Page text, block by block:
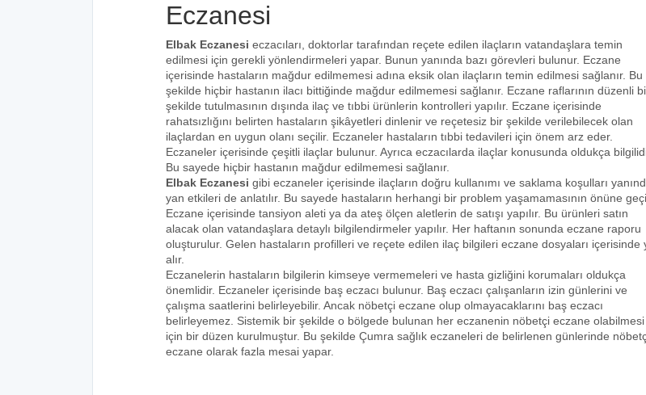
Eczanesi
Elbak Eczanesi eczacıları, doktorlar tarafından reçete edilen ilaçların vatandaşlara temin
edilmesi için gerekli yönlendirmeleri yapar. Bunun yanında bazı görevleri bulunur. Eczane
içerisinde hastaların mağdur edilmemesi adına eksik olan ilaçların temin edilmesi sağlanır. Bu
şekilde hiçbir hastanın ilacı bittiğinde mağdur edilmemesi sağlanır. Eczane raflarının düzenli
şekilde tutulmasının dışında ilaç ve tıbbi ürünlerin kontrolleri yapılır. Eczane içerisinde
rahatsızlığını belirten hastaların şikâyetleri dinlenir ve reçetesiz bir şekilde verilebilecek olan
ilaçlardan en uygun olanı seçilir. Eczaneler hastaların tıbbi tedavileri için önem arz eder.
Eczaneler içerisinde çeşitli ilaçlar bulunur. Ayrıca eczacılarda ilaçlar konusunda oldukça
Bu sayede hiçbir hastanın mağdur edilmemesi sağlanır.
Elbak Eczanesi gibi eczaneler içerisinde ilaçların doğru kullanımı ve saklama koşulları
yan etkileri de anlatılır. Bu sayede hastaların herhangi bir problem yaşamamasının önüne
Eczane içerisinde tansiyon aleti ya da ateş ölçen aletlerin de satışı yapılır. Bu ürünleri satın
alacak olan vatandaşlara detaylı bilgilendirmeler yapılır. Her haftanın sonunda eczane raporu
oluşturulur. Gelen hastaların profilleri ve reçete edilen ilaç bilgileri eczane dosyaları içerisinde
alır.
Eczanelerin hastaların bilgilerin kimseye vermemeleri ve hasta gizliğini korumaları oldukça
önemlidir. Eczaneler içerisinde baş eczacı bulunur. Baş eczacı çalışanların izin günlerini ve
çalışma saatlerini belirleyebilir. Ancak nöbetçi eczane olup olmayacaklarını baş eczacı
belirleyemez. Sistemik bir şekilde o bölgede bulunan her eczanenin nöbetçi eczane olabilmesi
için bir düzen kurulmuştur. Bu şekilde Çumra sağlık eczaneleri de belirlenen günlerinde
eczane olarak fazla mesai yapar.